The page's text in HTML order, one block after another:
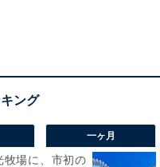
一ヶ月
牧場に、市初の